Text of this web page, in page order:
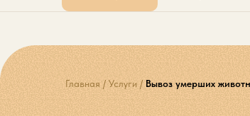
Главная /Услуги / Вывоз умерших